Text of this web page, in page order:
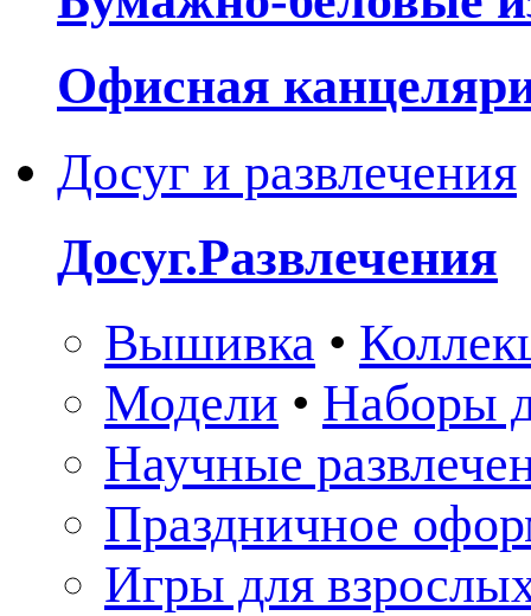
Офисная
Досуг и развлечения
Досуг.Развлечения
Вышивка •
Модели • Наборы
Научные
Праздничное
Игры для